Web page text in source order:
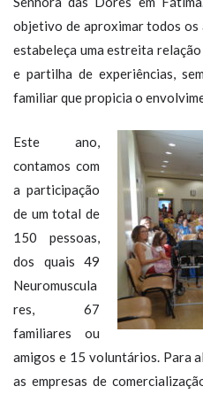
objetivo de aproximar todos os
estabeleça uma estreita
e partilha de experiências,
familiar que propicia o
Este ano,
contamos com
a participação
de um total de
150 pessoas,
dos quais 49
Neuromuscula
res, 67
familiares ou
amigos e 15 voluntários. Para
as empresas de